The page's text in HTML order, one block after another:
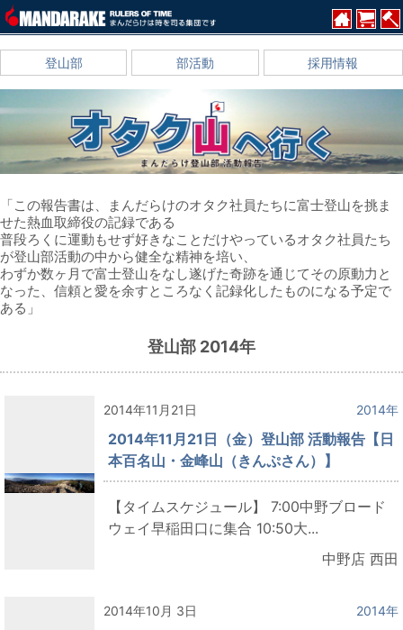
登山部 部活動 採用情報
「この報告書は、まんだらけのオタク社員たちに富士登山を挑ま
せた熱血取締役の記録である
普段ろくに運動もせず好きなことだけやっているオタク社員たち
が登山部活動の中から健全な精神を培い、
わずか数ヶ月で富士登山をなし遂げた奇跡を通じてその原動力と
なった、信頼と愛を余すところなく記録化したものになる予定で
ある」
登山部 2014年
2014年11月21日 2014年
2014年11月21日（金）登山部 活動報告【日
本百名山・金峰山（きんぷさん）】
【タイムスケジュール】 7:00中野ブロード
ウェイ早稲田口に集合 10:50大...
中野店 西田
2014年10月 3日 2014年